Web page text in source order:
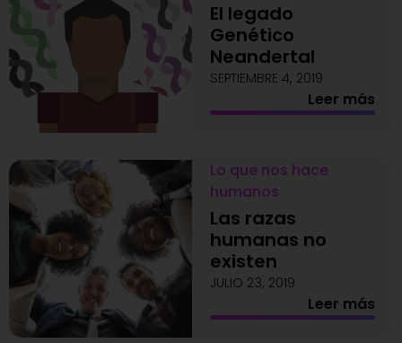
El legado
Genético
Neandertal
SEPTIEMBRE 4, 2019
Leer más
Lo que nos hace
humanos
Las razas
humanas no
existen
JULIO 23, 2019
Leer más